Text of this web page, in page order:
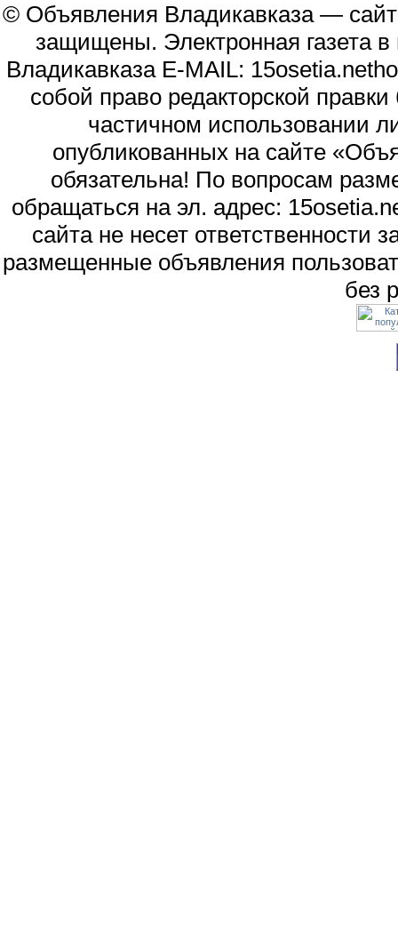
© Объявления Владикавказа —
защищены. Электронная газета
Владикавказа E-MAIL:
собой право редакторской
частичном использовании
опубликованных на сайте
обязательна! По вопросам
обращаться на эл. адрес:
сайта не несет
размещенные объявления
без